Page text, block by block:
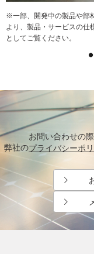
※一部、開発中の製品や部
より、製品・サービスの仕
としてご覧ください。
お問い合わせの
弊社のプライバシーポ